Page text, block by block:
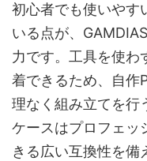
初心者でも使いやす
いる点が、
力です。工具を使わ
着できるため、自作
理なく組み立てを行
ケースはプロフェッ
きる広い互換性を